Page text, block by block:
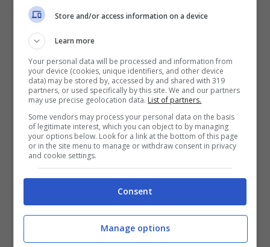
Wi-Fi, cambia subito la password:
così lo puoi fare in maniera
semplicissima
Novembre 8, 2023
Store and/or access information on a device
Learn more
Your personal data will be processed and information from
your device (cookies, unique identifiers, and other device
data) may be stored by, accessed by and shared with 319
partners, or used specifically by this site. We and our partners
may use precise geolocation data. List of partners.
Some vendors may process your personal data on the basis
of legitimate interest, which you can object to by managing
your options below. Look for a link at the bottom of this page
or in the site menu to manage or withdraw consent in privacy
and cookie settings.
Consent
Manage options